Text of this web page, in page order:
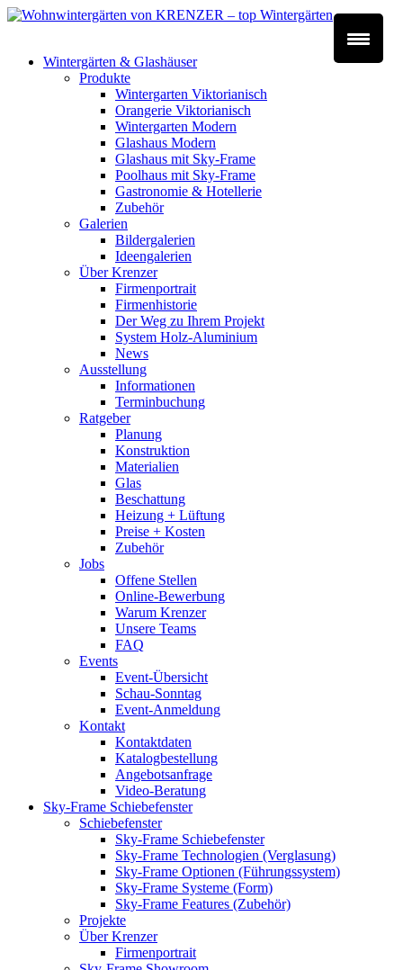
Wintergärten & Glashäuser
Produkte
Wintergarten Viktorianisch
Orangerie Viktorianisch
Wintergarten Modern
Glashaus Modern
Glashaus mit Sky-Frame
Poolhaus mit Sky-Frame
Gastronomie & Hotellerie
Zubehör
Galerien
Bildergalerien
Ideengalerien
Über Krenzer
Firmenportrait
Firmenhistorie
Der Weg zu Ihrem Projekt
System Holz-Aluminium
News
Ausstellung
Informationen
Terminbuchung
Ratgeber
Planung
Konstruktion
Materialien
Glas
Beschattung
Heizung + Lüftung
Preise + Kosten
Zubehör
Jobs
Offene Stellen
Online-Bewerbung
Warum Krenzer
Unsere Teams
FAQ
Events
Event-Übersicht
Schau-Sonntag
Event-Anmeldung
Kontakt
Kontaktdaten
Katalogbestellung
Angebotsanfrage
Video-Beratung
Sky-Frame Schiebefenster
Schiebefenster
Sky-Frame Schiebefenster
Sky-Frame Technologien (Verglasung)
Sky-Frame Optionen (Führungssystem)
Sky-Frame Systeme (Form)
Sky-Frame Features (Zubehör)
Projekte
Über Krenzer
Firmenportrait